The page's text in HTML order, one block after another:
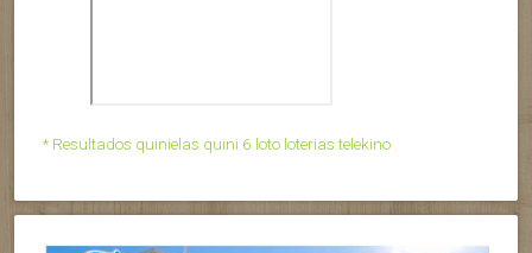
* Resultados quinielas quini 6 loto loterias telekino